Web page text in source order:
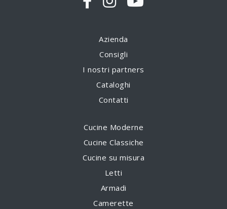
Azienda
Consigli
I nostri partners
Cataloghi
Contatti
Cucine Moderne
Cucine Classiche
Cucine su misura
Letti
Armadi
Camerette